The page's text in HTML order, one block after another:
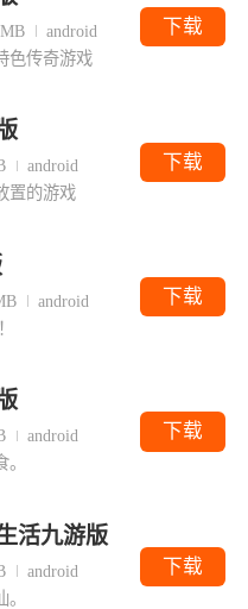
android
色传奇游戏
下载
android
置的游戏
下载
android
下载
android
下载
活九游版
android
下载